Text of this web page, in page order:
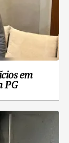
em
PG